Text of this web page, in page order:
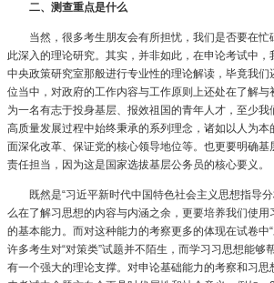
二、测查重点是什么
当然，很多考生朋友会有所担忧，我们是否要在
此深入的理论研究。其实，并非如此，在申论考试中
中央政策研究室那般进行专业性的理论解读，毕竟我们
位当中，对政府的工作内容与工作原则上还处在了解
为一名有志于投身基层、报效祖国的青年人才，至少
高质量发展过程中始终秉承的系列理念，诸如以人为
面深化改革、保证党的核心领导地位等。也更要明确基
责任担当，因为这是国家选拔基层公务员的核心要义。
既然是“习近平新时代中国特色社会主义思想指导
么在了解习思想的内容与内涵之余，更要培养我们使用
的基本能力。而对这种能力的考察更多的体现在试卷中
许多考生对“对策类”试题并不陌生，而学习习思想能够
有一个强大的理论支撑。对申论基础能力的考察和习